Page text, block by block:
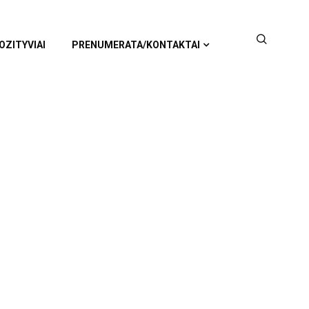
PRENUMERATA/KONTAKTAI